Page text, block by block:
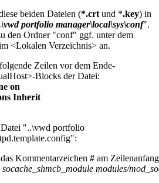
beiden Dateien (*.crtund *.key) in
portfolio manager\local\sys\conf".
den Ordner "conf" ggf. unter dem
<Lokalen Verzeichnis> an.
Zeilen vor dem Ende-
Blocks der Datei:
on
Inherit
"..\vwd portfolio
Kommentarzeichen # am
modules/